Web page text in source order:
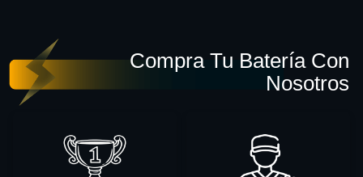
Compra Tu Batería Con
Nosotros